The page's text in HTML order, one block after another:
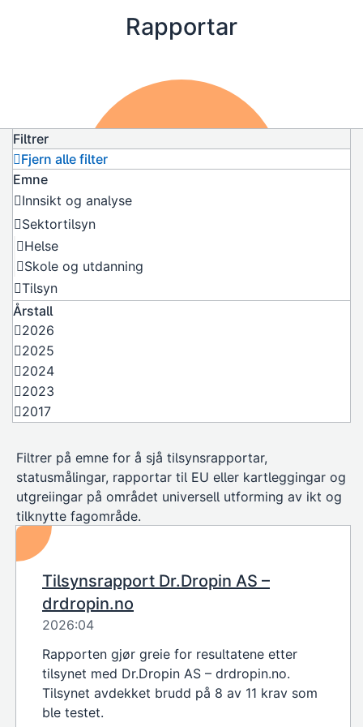
Rapportar
Filtrer
Fjern alle filter
Emne
Innsikt og analyse
Sektortilsyn
Helse
Skole og utdanning
Tilsyn
Årstall
2026
2025
2024
2023
2017
Filtrer på emne for å sjå tilsynsrapportar,
statusmålingar, rapportar til EU eller kartleggingar og
utgreiingar på området universell utforming av ikt og
tilknytte fagområde.
Tilsynsrapport Dr.Dropin AS –
drdropin.no
2026:04
Rapporten gjør greie for resultatene etter
tilsynet med Dr.Dropin AS – drdropin.no.
Tilsynet avdekket brudd på 8 av 11 krav som
ble testet.